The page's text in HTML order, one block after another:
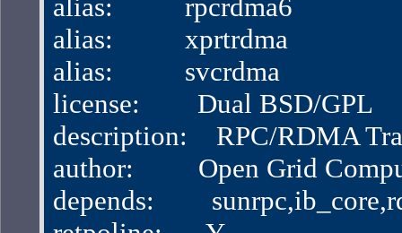
alias:          rpcrdma6
alias:          xprtrdma
alias:          svcrdma
license:        Dual BSD/GPL
description:    RPC/RDMA
author:         Open Grid
depends: